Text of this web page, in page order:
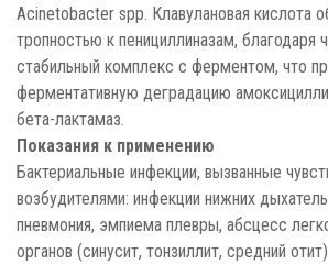
Acinetobacter spp. Клавулановая кислота
тропностью к пенициллиназам, благодаря
стабильный комплекс с ферментом, что
ферментативную деградацию
бета-лактамаз.
Показания к применению
Бактериальные инфекции, вызванные
возбудителями: инфекции нижних
пневмония, эмпиема плевры, абсцесс
органов (синусит, тонзиллит, средний